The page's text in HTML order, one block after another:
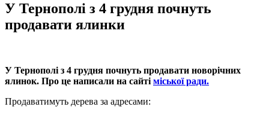
У Тернополі з 4 грудня почнуть
продавати ялинки
У Тернополі з 4 грудня почнуть продавати новорічних
ялинок. Про це написали на сайті міської ради.
Продаватимуть дерева за адресами: